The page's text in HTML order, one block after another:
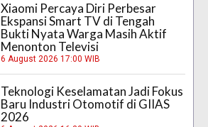
Xiaomi Percaya Diri Perbesar
Ekspansi Smart TV di Tengah
Bukti Nyata Warga Masih Aktif
Menonton Televisi
6 August 2026 17:00 WIB
Teknologi Keselamatan Jadi Fokus
Baru Industri Otomotif di GIIAS
2026